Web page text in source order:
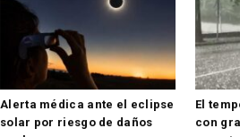
Alerta médica ante el eclipse
solar por riesgo de daños
El
con